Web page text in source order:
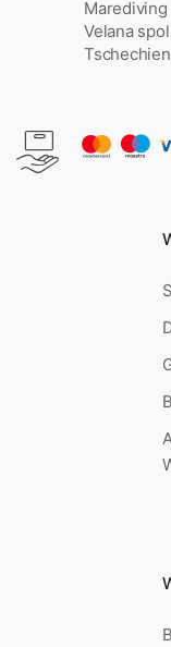
Velana
Tschechien